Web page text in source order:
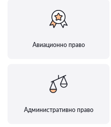
Авиационно право
Административно право